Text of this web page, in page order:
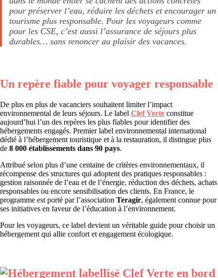
pour préserver l’eau, réduire les déchets et encourager un
tourisme plus responsable. Pour les voyageurs comme
pour les CSE, c’est aussi l’assurance de séjours plus
durables… sans renoncer au plaisir des vacances.
Un repère fiable pour voyager responsable
De plus en plus de vacanciers souhaitent limiter l’impact
environnemental de leurs séjours. Le label Clef Verte constitue
aujourd’hui l’un des repères les plus fiables pour identifier des
hébergements engagés. Premier label environnemental international
dédié à l’hébergement touristique et à la restauration, il distingue plus
de 8 000 établissements dans 90 pays.
Attribué selon plus d’une centaine de critères environnementaux, il
récompense des structures qui adoptent des pratiques responsables :
gestion raisonnée de l’eau et de l’énergie, réduction des déchets, achats
responsables ou encore sensibilisation des clients. En France, le
programme est porté par l’association Teragir, également connue pour
ses initiatives en faveur de l’éducation à l’environnement.
Pour les voyageurs, ce label devient un véritable guide pour choisir un
hébergement qui allie confort et engagement écologique.